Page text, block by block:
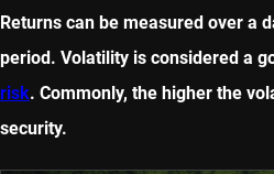
Returns can be measured over a
period. Volatility is considered a
risk. Commonly, the higher the
security.